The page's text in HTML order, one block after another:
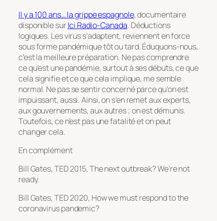
Il y a 100 ans… la grippe espagnole, documentaire
disponible surIci Radio-Canada. Déductions
logiques. Les virus s’adaptent, reviennent en force
sous forme pandémique tôt ou tard. Éduquons-nous,
c’est la meilleure préparation. Ne pas comprendre
ce qu’est une pandémie, surtout à ses débuts, ce que
cela signifie et ce que cela implique, me semble
normal. Ne pas se sentir concerné parce qu’on est
impuissant, aussi. Ainsi, on s’en remet aux experts,
aux gouvernements, aux autres ; on est démunis.
Toutefois, ce n’est pas une fatalité et on peut
changer cela.
En complément
Bill Gates, TED 2015,The next outbreak? We’re not
ready.
Bill Gates, TED 2020, How we must respond to the
coronavirus pandemic?